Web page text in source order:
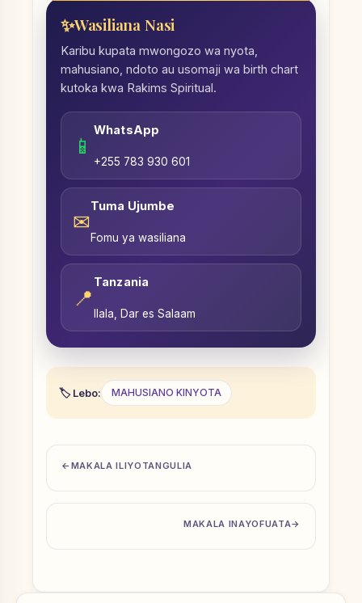
Wasiliana Nasi
Karibu kupata mwongozo wa nyota,
mahusiano, ndoto au usomaji wa birth chart
kutoka kwa Rakims Spiritual.
📱
WhatsApp
+255 783 930 601
✉
Tuma Ujumbe
Fomu ya wasiliana
📍
Tanzania
Ilala, Dar es Salaam
Lebo: MAHUSIANO KINYOTA
MAKALA ILIYOTANGULIA
MAKALA INAYOFUATA